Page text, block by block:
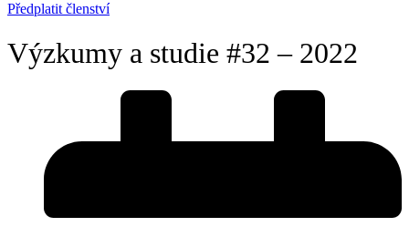
Předplatit členství
Výzkumy a studie #32 – 2022